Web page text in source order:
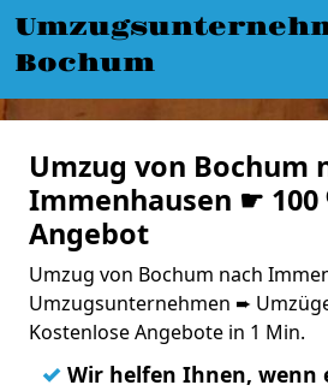
Bochum
Umzug von Bochum
Immenhausen ☛ 100
Angebot
Umzug von Bochum nach
Umzugsunternehmen ➨
Kostenlose Angebote in 1 Min.
✓ Wir helfen Ihnen, wenn